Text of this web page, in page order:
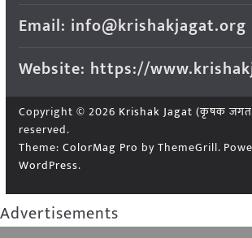
Email: info@krishakjagat.org
Website: https://
Copyright © 2026 Krishak Jagat (कृषक
reserved.
Theme: ColorMag Pro by ThemeGrill.
WordPress.
Advertisements